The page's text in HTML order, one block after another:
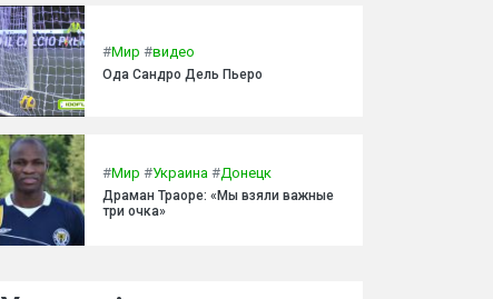
#Мир #видео
Ода Сандро Дель Пьеро
#Мир #Украина #Донецк
Драман Траоре: «Мы взяли важные
три очка»